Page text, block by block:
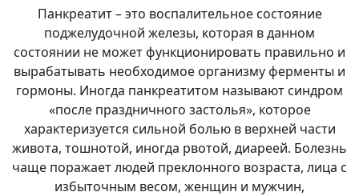
Панкреатит – это воспалительное состояние
поджелудочной железы, которая в данном
состоянии не может функционировать правильно и
вырабатывать необходимое организму ферменты и
гормоны. Иногда панкреатитом называют синдром
«после праздничного застолья», которое
характеризуется сильной болью в верхней части
живота, тошнотой, иногда рвотой, диареей. Болезнь
чаще поражает людей преклонного возраста, лица с
избыточным весом, женщин и мужчин,